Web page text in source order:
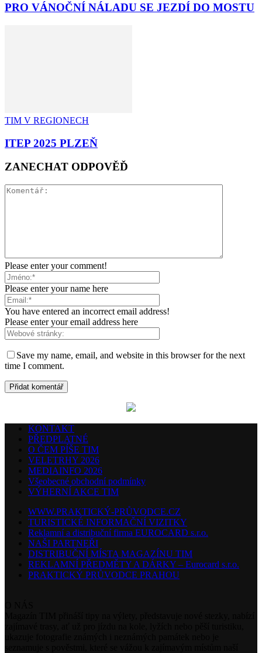
PRO VÁNOČNÍ NÁLADU SE JEZDÍ DO MOSTU
TIM V REGIONECH
ITEP 2025 PLZEŇ
ZANECHAT ODPOVĚĎ
Please enter your comment!
Please enter your name here
You have entered an incorrect email address!
Please enter your email address here
Save my name, email, and website in this browser for the next
time I comment.
KONTAKT
PŘEDPLATNÉ
O ČEM PÍŠE TIM
VELETRHY 2026
MEDIAINFO 2026
Všeobecné obchodní podmínky
VÝHERNÍ AKCE TIM
WWW.PRAKTICKÝ-PRŮVODCE.CZ
TURISTICKÉ INFORMAČNÍ VIZITKY
Reklamní a distribuční firma EUROCARD s.r.o.
NAŠI PARTNEŘI
DISTRIBUČNÍ MÍSTA MAGAZÍNU TIM
REKLAMNÍ PŘEDMĚTY A DÁRKY – Eurocard s.r.o.
PRAKTICKÝ PRŮVODCE PRAHOU